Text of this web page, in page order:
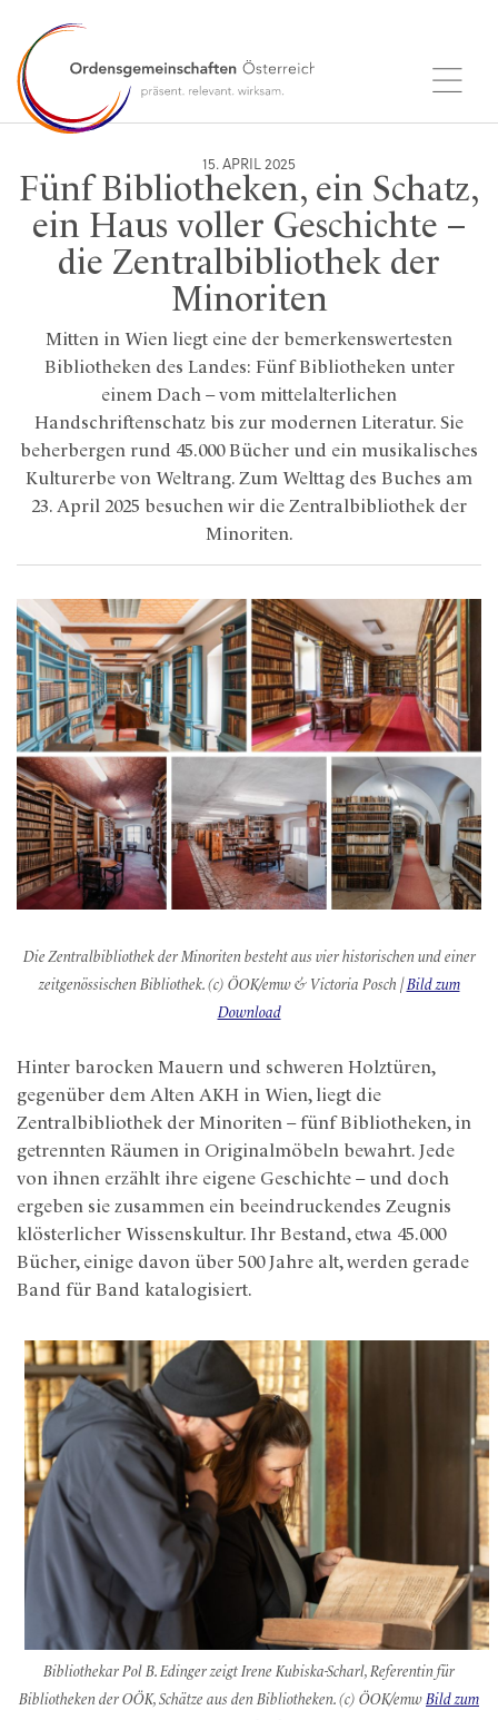
15. APRIL 2025
Fünf Bibliotheken, ein Schatz,
ein Haus voller Geschichte –
die Zentralbibliothek der
Minoriten
Mitten in Wien liegt eine der bemerkenswertesten
Bibliotheken des Landes: Fünf Bibliotheken unter
einem Dach – vom mittelalterlichen
Handschriftenschatz bis zur modernen Literatur. Sie
beherbergen rund 45.000 Bücher und ein musikalisches
Kulturerbe von Weltrang. Zum Welttag des Buches am
23. April 2025 besuchen wir die Zentralbibliothek der
Minoriten.
Die Zentralbibliothek der Minoriten besteht aus vier historischen und einer
zeitgenössischen Bibliothek. (c) ÖOK/emw & Victoria Posch | Bild zum
Download
Hinter barocken Mauern und schweren Holztüren,
gegenüber dem Alten AKH in Wien, liegt die
Zentralbibliothek der Minoriten – fünf Bibliotheken, in
getrennten Räumen in Originalmöbeln bewahrt. Jede
von ihnen erzählt ihre eigene Geschichte – und doch
ergeben sie zusammen ein beeindruckendes Zeugnis
klösterlicher Wissenskultur. Ihr Bestand, etwa 45.000
Bücher, einige davon über 500 Jahre alt, werden gerade
Band für Band katalogisiert.
Bibliothekar Pol B. Edinger zeigt Irene Kubiska-Scharl, Referentin für
Bibliotheken der OÖK, Schätze aus den Bibliotheken. (c) ÖOK/emw Bild zum